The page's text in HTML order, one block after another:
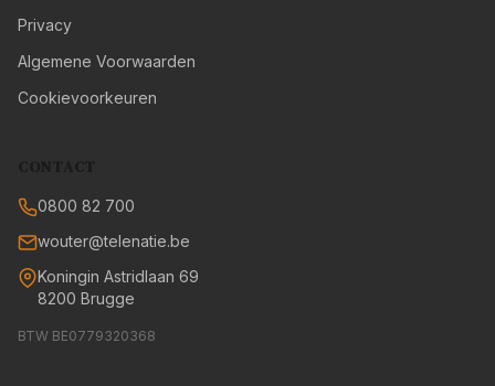
Privacy
Algemene Voorwaarden
Cookievoorkeuren
0800 82 700
wouter@telenatie.be
Koningin Astridlaan 69
8200 Brugge
BTW BE0779320368